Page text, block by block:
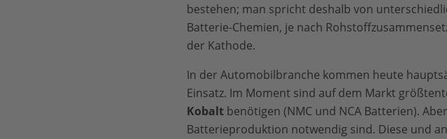
bestehen; man spricht deshalb von
Batterie-Chemien, je nach
der Kathode.
In der Automobilbranche kommen heute
Einsatz. Im Moment sind auf dem Markt
Kobaltbenötigen (NMC und NCA Batterien).
Batterieproduktion notwendig sind. Diese und